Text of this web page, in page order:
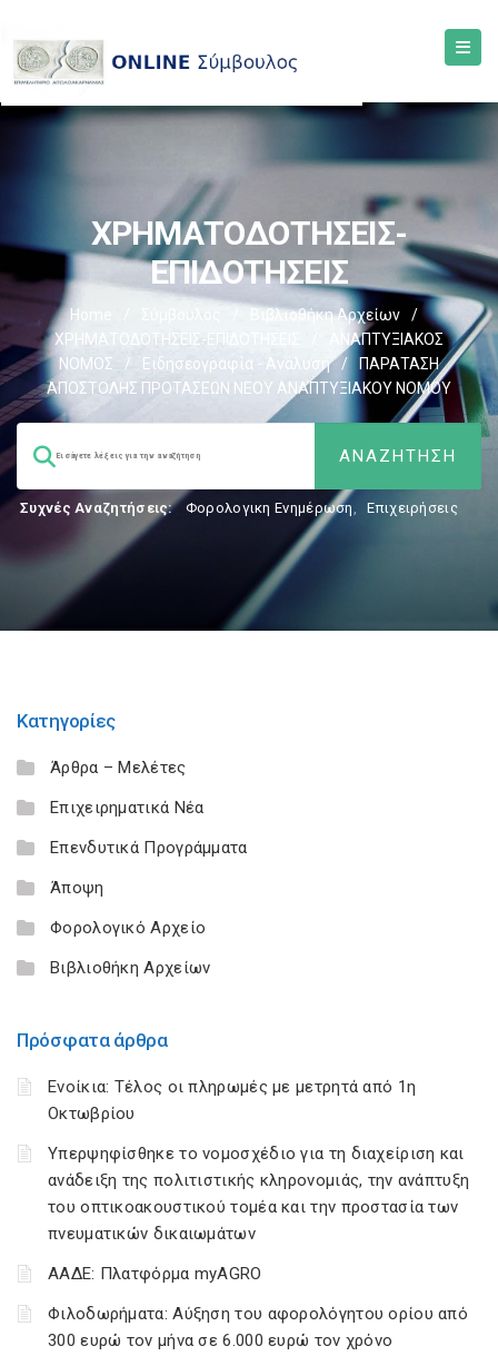
ΧΡΗΜΑΤΟΔΟΤΗΣΕΙΣ-
ΕΠΙΔΟΤΗΣΕΙΣ
Home Βιβλιοθήκη Αρχείων
/
ΧΡΗΜΑΤΟΔΟΤΗΣΕΙΣ-ΕΠΙΔΟΤΗΣΕΙΣ
ΑΝΑΠΤΥΞΙΑΚΟΣ
ΝΟΜΟΣ
/ Ειδησεογραφία - Ανάλυση /
ΠΑΡΑΤΑΣΗ
ΑΠΟΣΤΟΛΗΣ ΠΡΟΤΑΣΕΩΝ ΝΕΟΥ ΑΝΑΠΤΥΞΙΑΚΟΥ ΝΟΜΟΥ
Συχνές Αναζητήσεις: Φορολογικη Ενημέρωση, Επιχειρήσεις
Κατηγορίες
Άρθρα – Μελέτες
Επιχειρηματικά Νέα
Επενδυτικά Προγράμματα
Άποψη
Φορολογικό Αρχείο
Βιβλιοθήκη Αρχείων
Πρόσφατα άρθρα
Ενοίκια: Τέλος οι πληρωμές με μετρητά από 1η
Οκτωβρίου
Υπερψηφίσθηκε το νομοσχέδιο για τη διαχείριση και
ανάδειξη της πολιτιστικής κληρονομιάς, την ανάπτυξη
του οπτικοακουστικού τομέα και την προστασία των
πνευματικών δικαιωμάτων
ΑΑΔΕ: Πλατφόρμα myAGRO
Φιλοδωρήματα: Αύξηση του αφορολόγητου ορίου από
300 ευρώ τον μήνα σε 6.000 ευρώ τον χρόνο